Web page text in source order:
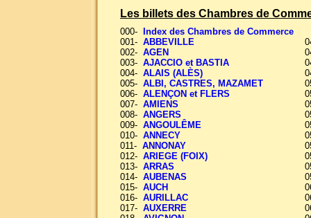
Les billets des Chambres de
000- Index des Chambres de Commerce
001- ABBEVILLE
002- AGEN
003- AJACCIO et BASTIA
004- ALAIS (ALÈS)
005- ALBI, CASTRES, MAZAMET
006- ALENÇON et FLERS
007- AMIENS
008- ANGERS
009- ANGOULÊME
010- ANNECY
011- ANNONAY
012- ARIEGE (FOIX)
013- ARRAS
014- AUBENAS
015- AUCH
016- AURILLAC
017- AUXERRE